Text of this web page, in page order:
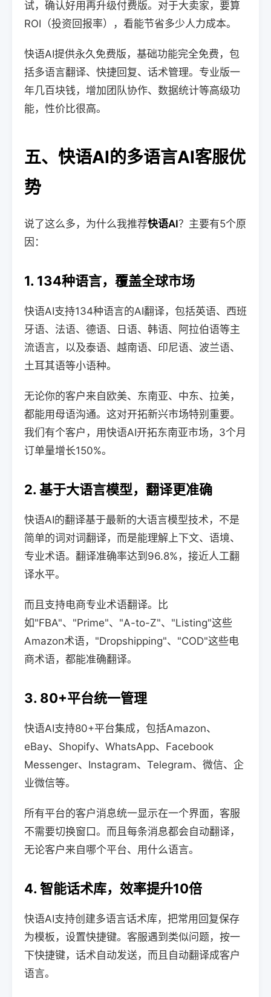
试，确认好用再升级付费版。对于大卖家，要算
ROI（投资回报率），看能节省多少人力成本。
快语AI提供永久免费版，基础功能完全免费，包
括多语言翻译、快捷回复、话术管理。专业版一
年几百块钱，增加团队协作、数据统计等高级功
能，性价比很高。
五、快语AI的多语言AI客服优
势
说了这么多，为什么我推荐快语AI？主要有5个原
因：
1. 134种语言，覆盖全球市场
快语AI支持134种语言的AI翻译，包括英语、西班
牙语、法语、德语、日语、韩语、阿拉伯语等主
流语言，以及泰语、越南语、印尼语、波兰语、
土耳其语等小语种。
无论你的客户来自欧美、东南亚、中东、拉美，
都能用母语沟通。这对开拓新兴市场特别重要。
我们有个客户，用快语AI开拓东南亚市场，3个月
订单量增长150%。
2. 基于大语言模型，翻译更准确
快语AI的翻译基于最新的大语言模型技术，不是
简单的词对词翻译，而是能理解上下文、语境、
专业术语。翻译准确率达到96.8%，接近人工翻
译水平。
而且支持电商专业术语翻译。比
如"FBA"、"Prime"、"A-to-Z"、"Listing"这些
Amazon术语，"Dropshipping"、"COD"这些电
商术语，都能准确翻译。
3. 80+平台统一管理
快语AI支持80+平台集成，包括Amazon、
eBay、Shopify、WhatsApp、Facebook
Messenger、Instagram、Telegram、微信、企
业微信等。
所有平台的客户消息统一显示在一个界面，客服
不需要切换窗口。而且每条消息都会自动翻译，
无论客户来自哪个平台、用什么语言。
4. 智能话术库，效率提升10倍
快语AI支持创建多语言话术库，把常用回复保存
为模板，设置快捷键。客服遇到类似问题，按一
下快捷键，话术自动发送，而且自动翻译成客户
语言。